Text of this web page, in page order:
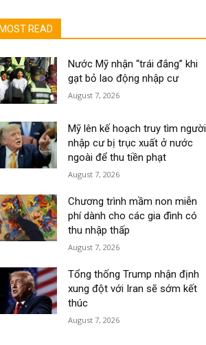
MOST READ
Nước Mỹ nhận “trái đắng” khi
gạt bỏ lao động nhập cư
August 7, 2026
Mỹ lên kế hoạch truy tìm người
nhập cư bị trục xuất ở nước
ngoài để thu tiền phạt
August 7, 2026
Chương trình mầm non miễn
phí dành cho các gia đình có
thu nhập thấp
August 7, 2026
Tổng thống Trump nhận định
xung đột với Iran sẽ sớm kết
thúc
August 7, 2026